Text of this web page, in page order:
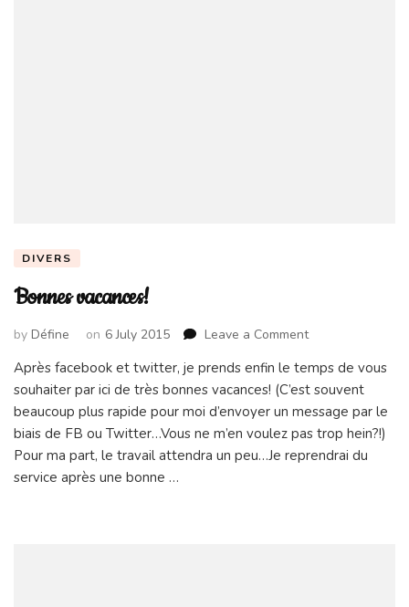
DIVERS
Bonnes vacances!
by Défine on 6 July 2015 Leave a Commenton
vacances!
Après facebook et twitter, je prends enfin le temps de vous
souhaiter par ici de très bonnes vacances! (C’est souvent
beaucoup plus rapide pour moi d’envoyer un message par le
biais de FB ou Twitter…Vous ne m’en voulez pas trop hein?!)
Pour ma part, le travail attendra un peu…Je reprendrai du
service après une bonne …